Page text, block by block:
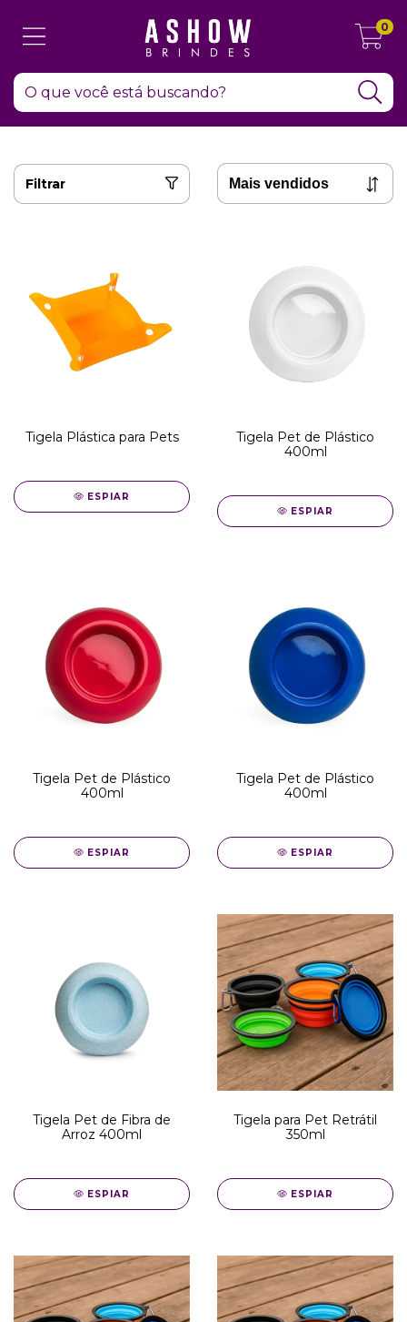
0
Filtrar
Tigela Plástica para Pets
ESPIAR
Tigela Pet de Plástico
400ml
ESPIAR
Tigela Pet de Plástico
400ml
ESPIAR
Tigela Pet de Plástico
400ml
ESPIAR
Tigela Pet de Fibra de
Arroz 400ml
ESPIAR
Tigela para Pet Retrátil
350ml
ESPIAR